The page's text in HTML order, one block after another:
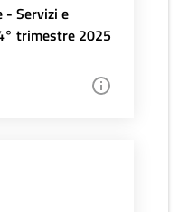
- Servizi e
trimestre 2025